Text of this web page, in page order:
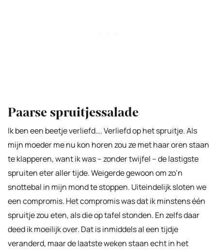
Paarse spruitjessalade
Ik ben een beetje verliefd…. Verliefd op het spruitje. Als
mijn moeder me nu kon horen zou ze met haar oren staan
te klapperen, want ik was – zonder twijfel – de lastigste
spruiten eter aller tijde. Weigerde gewoon om zo’n
snottebal in mijn mond te stoppen. Uiteindelijk sloten we
een compromis. Het compromis was dat ik minstens één
spruitje zou eten, als die op tafel stonden. En zelfs daar
deed ik moeilijk over. Dat is inmiddels al een tijdje
veranderd, maar de laatste weken staan echt in het